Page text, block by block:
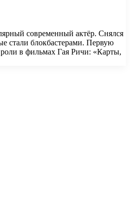
современный актёр. Снялся
стали блокбастерами. Первую
в фильмах Гая Ричи: «Карты,